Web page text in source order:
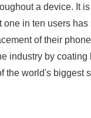
a device. It
one in ten users
of their
industry by
the world's biggest